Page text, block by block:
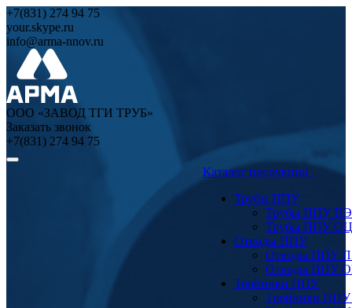
+7(831) 274 94 75
your.skype.ru
info@arma-nnov.ru
ООО «ЗАВОД ТГИ ТРУБ»
Заказать звонок
+7(831) 274 94 75
Каталог продукции
Трубы ППУ
Трубы ППУ ПЭ
Трубы ППУ ОЦ
Отводы ППУ
Отводы ППУ
Отводы ППУ
Тройники ППУ
Тройники